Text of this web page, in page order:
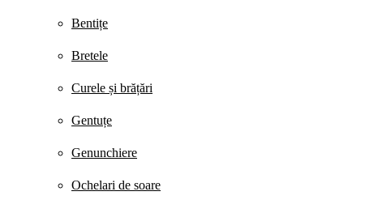
Bentițe
Bretele
Curele și brățări
Gentuțe
Genunchiere
Ochelari de soare